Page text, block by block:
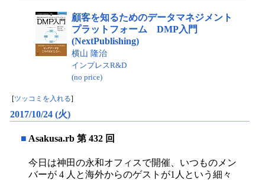
顧客を知るためのデータマネジメント
プラットフォーム DMP入門
(NextPublishing)
横山 隆治
インプレスR&D
(no price)
ツッコミを入れる
2017/10/24 (火)
■ Asakusa.rb 第 432 回
今日は神田の永和オフィスで開催、いつものメン
バーが 4 人と海外からのゲストが1人という細々